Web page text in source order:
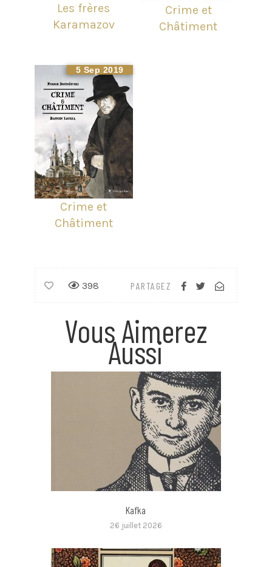
Les frères
Karamazov
Crime et
Châtiment
5 Sep 2019
Crime et
Châtiment
PARTAGEZ
398
Vous Aimerez
Aussi
Kafka
26 juillet 2026